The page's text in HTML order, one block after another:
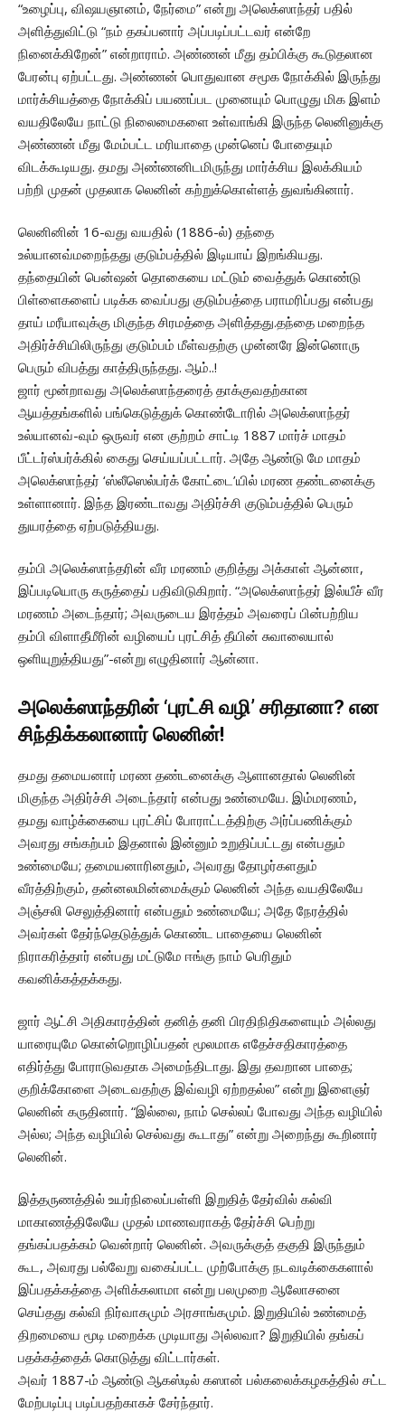
“உழைப்பு, விஷயஞானம், நேர்மை” என்று அலெக்ஸாந்தர் பதில்
அளித்துவிட்டு “நம் தகப்பனார் அப்படிப்பட்டவர் என்றே
நினைக்கிறேன்” என்றாராம். அண்ணன் மீது தம்பிக்கு கூடுதலான
பேரன்பு ஏற்பட்டது. அண்ணன் பொதுவான சமூக நோக்கில் இருந்து
மார்க்சியத்தை நோக்கிப் பயணப்பட முனையும் பொழுது மிக இளம்
வயதிலேயே நாட்டு நிலைமைகளை உள்வாங்கி இருந்த லெனினுக்கு
அண்ணன் மீது மேம்பட்ட மரியாதை முன்னெப் போதையும்
விடக்கூடியது. தமது அண்ணனிடமிருந்து மார்க்சிய இலக்கியம்
பற்றி முதன் முதலாக லெனின் கற்றுக்கொள்ளத் துவங்கினார்.
லெனினின் 16-வது வயதில் (1886-ல்) தந்தை
உல்யானவ்மறைந்தது குடும்பத்தில் இடியாய் இறங்கியது.‌
தந்தையின் பென்ஷன் தொகையை மட்டும் வைத்துக் கொண்டு
பிள்ளைகளைப் படிக்க வைப்பது குடும்பத்தை பராமரிப்பது என்பது
தாய் மரீயாவுக்கு மிகுந்த சிரமத்தை அளித்தது.தந்தை மறைந்த
அதிர்ச்சியிலிருந்து குடும்பம் மீள்வதற்கு முன்னரே இன்னொரு
பெரும் விபத்து காத்திருந்தது. ஆம்..!
ஜார் மூன்றாவது அலெக்ஸாந்தரைத் தாக்குவதற்கான
ஆயத்தங்களில் பங்கெடுத்துக் கொண்டோரில் அலெக்ஸாந்தர்
உல்யானவ்-வும் ஒருவர் என குற்றம் சாட்டி 1887 மார்ச் மாதம்
பீட்டர்ஸ்பர்க்கில் கைது செய்யப்பட்டார். அதே ஆண்டு மே மாதம்
அலெக்ஸாந்தர் ‘ஸ்லீஸெல்பர்க் கோட்டை’யில் மரண தண்டனைக்கு
உள்ளானார். இந்த இரண்டாவது அதிர்ச்சி குடும்பத்தில் பெரும்
துயரத்தை ஏற்படுத்தியது.
தம்பி அலெக்ஸாந்தரின் வீர மரணம் குறித்து அக்காள் ஆன்னா,
இப்படியொரு கருத்தைப் பதிவிடுகிறார். “அலெக்ஸாந்தர் இல்யீச் வீர
மரணம் அடைந்தார்; அவருடைய இரத்தம் அவரைப் பின்பற்றிய
தம்பி விளாதீமீரின் வழியைப் புரட்சித் தீயின் சுவாலையால்
ஒளியுறுத்தியது”-என்று எழுதினார் ஆன்னா.
அலெக்ஸாந்தரின் ‘புரட்சி வழி’ சரிதானா? என
சிந்திக்கலானார் லெனின்!
தமது தமையனார் மரண தண்டனைக்கு ஆளானதால் லெனின்
மிகுந்த அதிர்ச்சி அடைந்தார் என்பது உண்மையே. இம்மரணம்,
தமது வாழ்க்கையை புரட்சிப் போராட்டத்திற்கு அர்ப்பணிக்கும்
அவரது சங்கற்பம் இதனால் இன்னும் உறுதிப்பட்டது என்பதும்
உண்மையே; தமையனாரினதும், அவரது தோழர்களதும்
வீரத்திற்கும், தன்னலமின்மைக்கும் லெனின் அந்த வயதிலேயே
அஞ்சலி செலுத்தினார் என்பதும் உண்மையே; அதே நேரத்தில்
அவர்கள் தேர்ந்தெடுத்துக் கொண்ட பாதையை லெனின்
நிராகரித்தார் என்பது மட்டுமே ஈங்கு நாம் பெரிதும்
கவனிக்கத்தக்கது.
ஜார் ஆட்சி அதிகாரத்தின் தனித் தனி பிரதிநிதிகளையும் அல்லது
யாரையுமே கொன்றொழிப்பதன் மூலமாக எதேச்சதிகாரத்தை
எதிர்த்து போராடுவதாக அமைந்திடாது. இது தவறான பாதை;
குறிக்கோளை அடைவதற்கு இவ்வழி ஏற்றதல்ல” என்று இளைஞர்
லெனின் கருதினார். “இல்லை, நாம் செல்லப் போவது அந்த வழியில்
அல்ல; அந்த வழியில் செல்வது கூடாது” என்று அறைந்து கூறினார்
லெனின்.
இத்தருணத்தில் உயர்நிலைப்பள்ளி இறுதித் தேர்வில் கல்வி
மாகாணத்திலேயே முதல் மாணவராகத் தேர்ச்சி பெற்று
தங்கப்பதக்கம் வென்றார் லெனின். அவருக்குத் தகுதி இருந்தும்
கூட, அவரது பல்வேறு வகைப்பட்ட முற்போக்கு நடவடிக்கைகளால்
இப்பதக்கத்தை அளிக்கலாமா என்று பலமுறை ஆலோசனை
செய்தது கல்வி நிர்வாகமும் அரசாங்கமும். இறுதியில் உண்மைத்
திறமையை மூடி மறைக்க முடியாது அல்லவா? இறுதியில் தங்கப்
பதக்கத்தைக் கொடுத்து விட்டார்கள்.
அவர் 1887-ம் ஆண்டு ஆகஸ்டில் கஸான் பல்கலைக்கழகத்தில் சட்ட
மேற்படிப்பு படிப்பதற்காகச் சேர்ந்தார்.